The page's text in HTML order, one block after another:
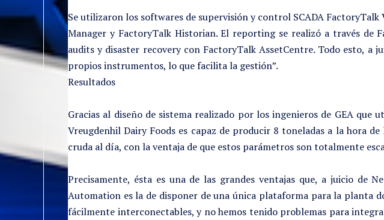
Se utilizaron los softwares de supervisión y control SCADA
Manager y FactoryTalk Historian. El reporting se realizó a través de
audits y disaster recovery con FactoryTalk AssetCentre. Todo esto, a
propios instrumentos, lo que facilita la gestión”.
Resultados
Gracias al diseño de sistema realizado por los ingenieros de GEA
Vreugdenhil Dairy Foods es capaz de producir 8 toneladas a la hora
cruda al día, con la ventaja de que estos parámetros son totalmente
Precisamente, ésta es una de las grandes ventajas que, a juicio de
Automation es la de disponer de una única plataforma para la planta
fácilmente interconectables, y no hemos tenido problemas para